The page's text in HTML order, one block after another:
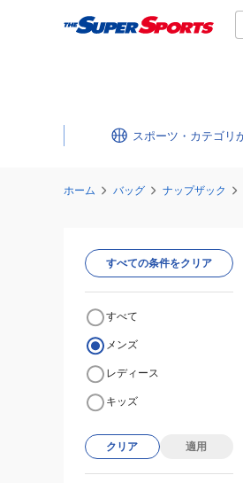
スポーツ・カテゴリ
ホーム バッグ ナップザック
すべての条件をクリア
すべて
メンズ
レディース
キッズ
クリア 適用